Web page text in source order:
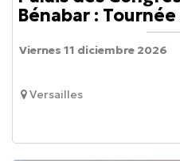
Bénabar :
Versailles
Viernes 11 diciembre 2026